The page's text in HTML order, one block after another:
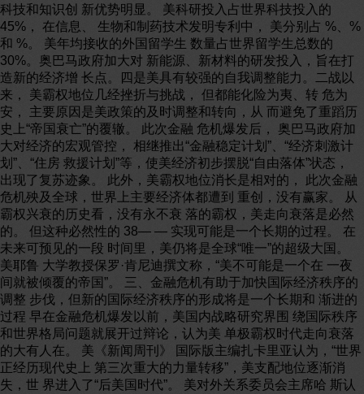
科技和知识创 新优势明显。 美科研投入占世界科技投入的
45%， 在信息、 生物和制药技术发明专利中， 美分别占 %、%
和 %。 美年均接收的外国留学生 数量占世界留学生总数的
30%。奥巴马政府加大对 新能源、新材料的研发投入，旨在打
造新的经济增 长点。四是美具有较强的自我调整能力。二战以
来， 美霸权地位几经挫折与挑战， 但都能化险为夷、转 危为
安， 主要原因是美政策的及时调整和转向，从 而避免了重蹈历
史上“帝国衰亡”的覆辙。 此次金融 危机爆发后， 奥巴马政府加
大对经济的宏观管控， 相继推出“金融稳定计划”、“经济刺激计
划”、“住房 救援计划”等，使美经济初步摆脱“自由落体”状态，
出现了复苏迹象。 此外，美霸权地位消长是相对的， 此次金融
危机殃及全球，世界上主要经济体都遭到 重创，没有赢家。 从
霸权兴衰的历史看，没有永不衰 落的霸权，美走向衰落是必然
的。 但这种必然性的 38— — 实现可能是一个长期的过程。 在
未来可预见的一段 时间里，美仍将是全球“唯一”的超级大国。
美耶鲁 大学教授保罗·肯尼迪撰文称，“美不可能是一个在 一夜
间就被倾覆的帝国”。 三、金融危机有助于加快国际经济秩序的
调整 步伐，但新的国际经济秩序的形成将是一个长期和 渐进的
过程 早在金融危机爆发以前，美国内战略研究界围 绕国际秩序
和世界格局问题就展开过辩论，认为美 单极霸权时代走向衰落
的大有人在。 美《新闻周刊》 国际版主编扎卡里亚认为，“世界
正经历现代史上 第三次重大的力量转移”，美支配地位逐渐消
失，世 界进入了“后美国时代”。 美对外关系委员会主席哈 斯认